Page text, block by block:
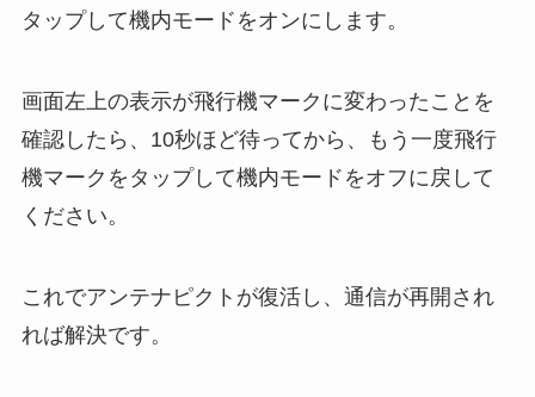
タップして機内モードをオンにします。
画面左上の表示が飛行機マークに変わったことを
確認したら、10秒ほど待ってから、もう一度飛行
機マークをタップして機内モードをオフに戻して
ください。
これでアンテナピクトが復活し、通信が再開され
れば解決です。